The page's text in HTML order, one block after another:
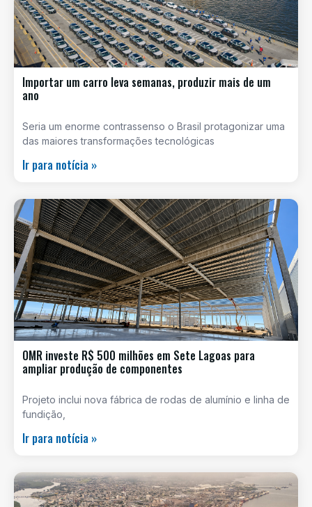
Importar um carro leva semanas, produzir mais de um
ano
Seria um enorme contrassenso o Brasil protagonizar uma
das maiores transformações tecnológicas
Ir para notícia »
OMR investe R$ 500 milhões em Sete Lagoas para
ampliar produção de componentes
Projeto inclui nova fábrica de rodas de alumínio e linha de
fundição,
Ir para notícia »